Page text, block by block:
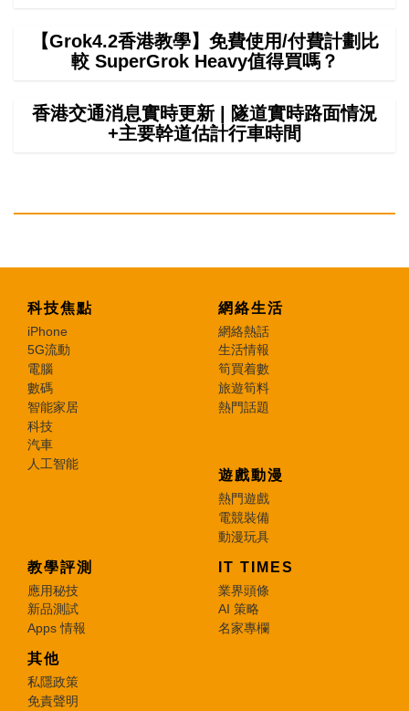
【Grok4.2香港教學】免費使用/付費計劃比
較 SuperGrok Heavy值得買嗎？
香港交通消息實時更新 | 隧道實時路面情況
+主要幹道估計行車時間
科技焦點
iPhone
5G流動
電腦
數碼
智能家居
科技
汽車
人工智能
網絡生活
網絡熱話
生活情報
筍買着數
旅遊筍料
熱門話題
遊戲動漫
熱門遊戲
電競裝備
動漫玩具
教學評測
應用秘技
新品測試
Apps 情報
IT TIMES
業界頭條
AI 策略
名家專欄
其他
私隱政策
免責聲明